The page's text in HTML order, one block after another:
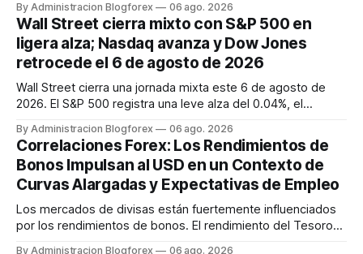
petróleo (WTI en $76.27, Brent en $80.28). Asia-Pacífico se
mantiene en alerta tras lanzamientos de misiles
norcoreanos y demostraciones...
By Administracion Blogforex 06 ago. 2026
Wall Street cierra mixto con S&P 500 en
ligera alza; Nasdaq avanza y Dow Jones
retrocede el 6 de agosto de 2026
Wall Street cierra una jornada mixta este 6 de agosto de
2026. El S&P 500 registra una leve alza del 0.04%, el
Los inversores se posicionan a la espera del informe de
empleo, digiriendo resultados corporativos y atentos a la
situación geopolí...
By Administracion Blogforex 06 ago. 2026
Correlaciones Forex: Los Rendimientos de
Bonos Impulsan al USD en un Contexto de
Curvas Alargadas y Expectativas de Empleo
Los mercados de divisas están fuertemente influenciados
por los rendimientos de bonos. El rendimiento del Tesoro
By Administracion Blogforex 06 ago. 2026